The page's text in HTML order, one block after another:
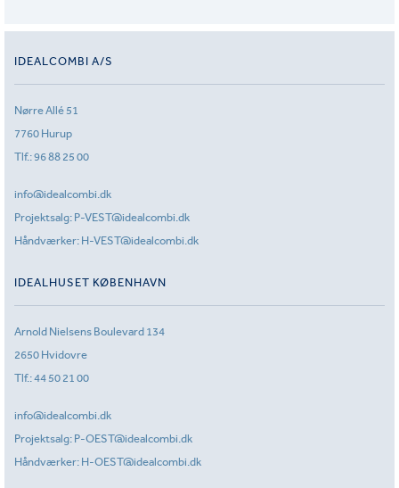
IDEALCOMBI A/S
Nørre Allé 51
7760 Hurup
Tlf.:96 88 25 00
info@idealcombi.dk
Projektsalg: P-VEST@idealcombi.dk
Håndværker: H-VEST@idealcombi.dk
IDEALHUSET KØBENHAVN
Arnold Nielsens Boulevard 134
2650 Hvidovre
Tlf.:44 50 21 00
info@idealcombi.dk
Projektsalg: P-OEST@idealcombi.dk
Håndværker: H-OEST@idealcombi.dk